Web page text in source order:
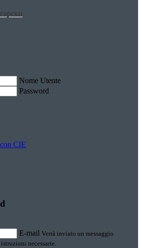
Nome Utente
Password
CIE
E-mail Verrà inviato un messaggio
necessarie.